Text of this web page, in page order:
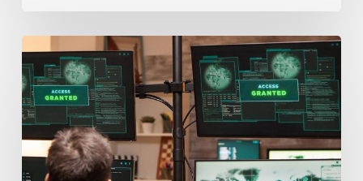
nationale
et
rôle
du
Parlement
–